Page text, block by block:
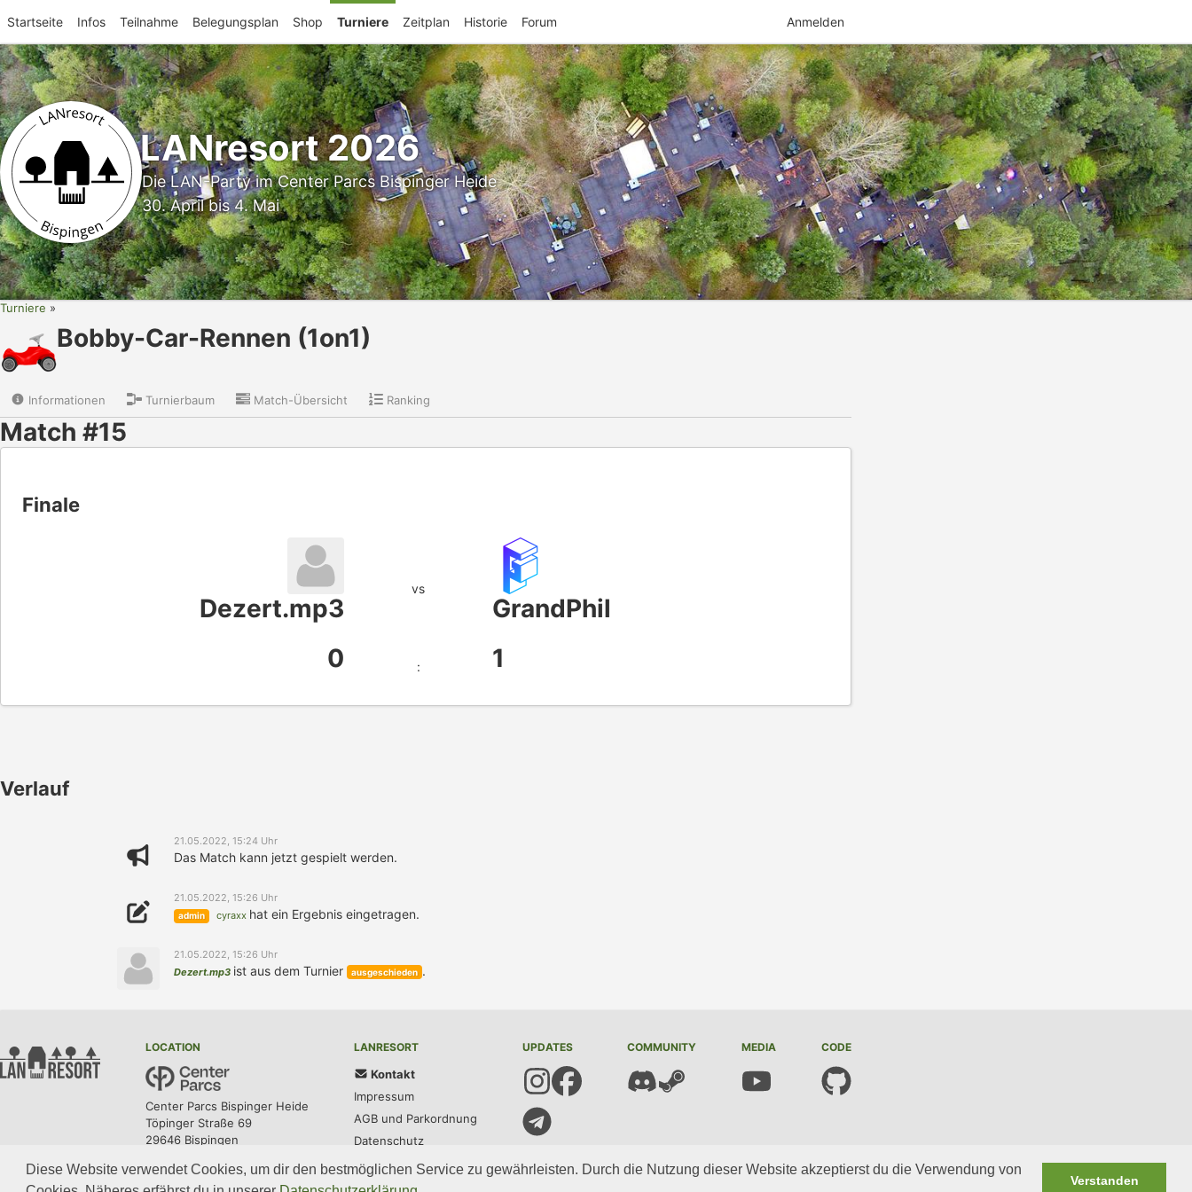
Diese Website verwendet Cookies, um dir den bestmöglichen Service zu gewährleisten. Durch die Nutzung dieser Website akzeptierst du die Verwendung von
Verstanden
Startseite Infos Teilnahme Belegungsplan Shop Turniere Zeitplan Historie Forum Anmelden
LANresort 2026
Die LAN-Party im Center Parcs Bispinger Heide
30. April bis 4. Mai
Turniere
Bobby-Car-Rennen (1on1)
Informationen Turnierbaum Match-Übersicht Ranking
Match #15
Finale
Dezert.mp3
vs
GrandPhil
0
: 1
Verlauf
21.05.2022, 15:24 Uhr
Das Match kann jetzt gespielt werden.
21.05.2022, 15:26 Uhr
admin cyraxx hat ein Ergebnis eingetragen.
21.05.2022, 15:26 Uhr
Dezert.mp3 ist aus dem Turnier ausgeschieden .
LOCATION
Center Parcs Bispinger Heide
Töpinger Straße 69
29646 Bispingen
LANRESORT
Kontakt
Impressum
AGB und Parkordnung
Datenschutz
UPDATES COMMUNITY MEDIA CODE